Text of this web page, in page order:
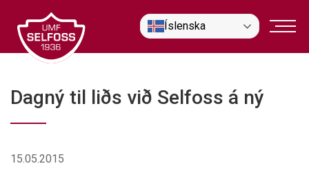
efni
Íslenska
Dagný til liðs við Selfoss á ný
15.05.2015